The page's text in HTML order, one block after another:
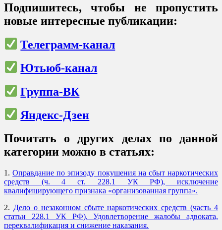
Подпишитесь, чтобы не пропустить
новые интересные публикации:
Телеграмм-канал
Ютьюб-канал
Группа-ВК
Яндекс-Дзен
Почитать о других делах по данной
категории можно в статьях:
1.Оправдание по эпизоду покушения на сбыт наркотических
средств (ч. 4 ст. 228.1 УК РФ), исключение
квалифицирующего признака «организованная группа».
2. Дело о незаконном сбыте наркотических средств (часть 4
статьи 228.1 УК РФ). Удовлетворение жалобы адвоката,
переквалификация и снижение наказания.